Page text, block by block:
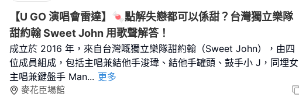
【U GO 演唱會雷達】🍬點解失戀都可以係甜？台灣獨立樂隊
甜約翰 Sweet John 用歌聲解答！
成立於 2016 年，來自台灣嘅獨立樂隊甜約翰（Sweet John），由四
位成員組成，包括主唱兼結他手浚瑋、結他手罐頭、鼓手小 J，同埋女
主唱兼鍵盤手 Man... 更多
麥花臣場館